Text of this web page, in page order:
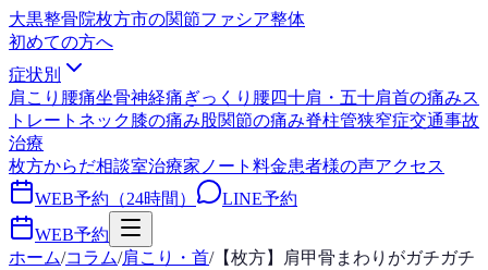
大黒整骨院枚方市の関節ファシア整体
初めての方へ
症状別
肩こり 腰痛坐骨神経痛ぎっくり腰四十肩・五十肩首の痛みス
トレートネック膝の痛み股関節の痛み脊柱管狭窄症交通事故
治療
枚方からだ相談室治療家ノート 料金患者様の声アクセス
WEB予約（24時間）
LINE予約
WEB予約
ホーム/コラム/肩こり・首/【枚方】肩甲骨まわりがガチガチ